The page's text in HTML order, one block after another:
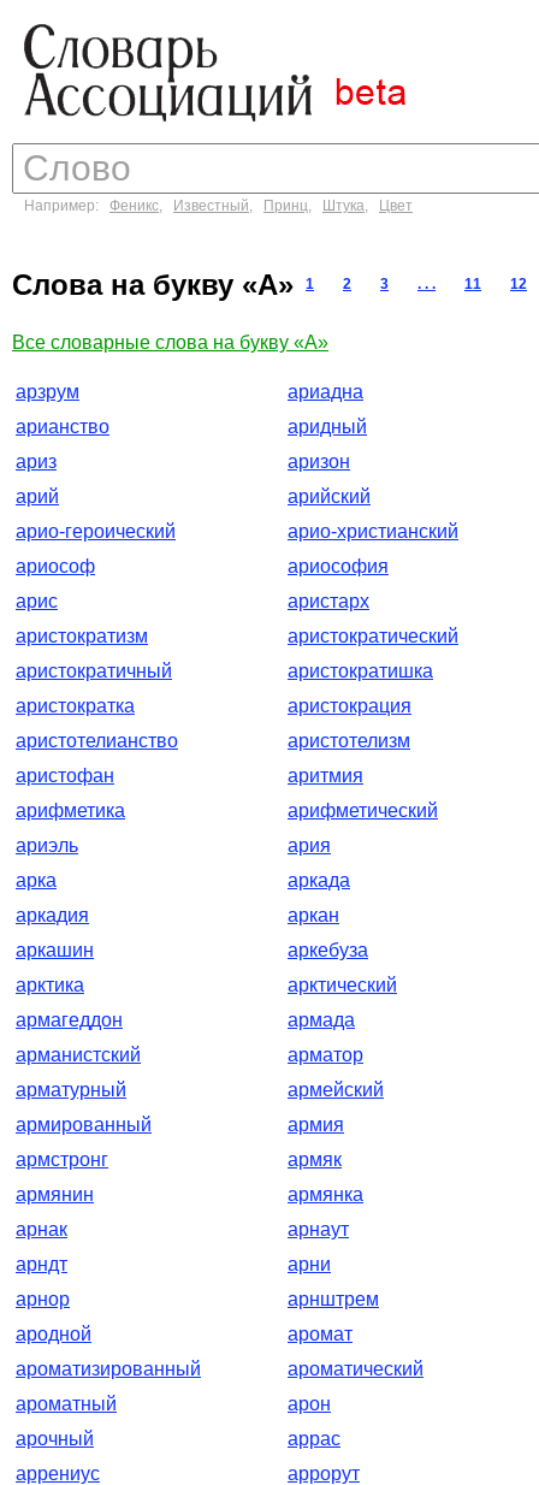
Например: Феникс, Известный, Принц, Штука, Цвет
Слова на букву «А» 1 2 3 . . . 11 12
Все словарные слова на букву «А»
арзрум
ариадна
арианство
аридный
ариз
аризон
арий
арийский
арио-героический
арио-христианский
ариософ
ариософия
арис
аристарх
аристократизм
аристократический
аристократичный
аристократишка
аристократка
аристокрация
аристотелианство
аристотелизм
аристофан
аритмия
арифметика
арифметический
ариэль
ария
арка
аркада
аркадия
аркан
аркашин
аркебуза
арктика
арктический
армагеддон
армада
арманистский
арматор
арматурный
армейский
армированный
армия
армстронг
армяк
армянин
армянка
арнак
арнаут
арндт
арни
арнор
арнштрем
ародной
аромат
ароматизированный
ароматический
ароматный
арон
арочный
аррас
аррениус
аррорут